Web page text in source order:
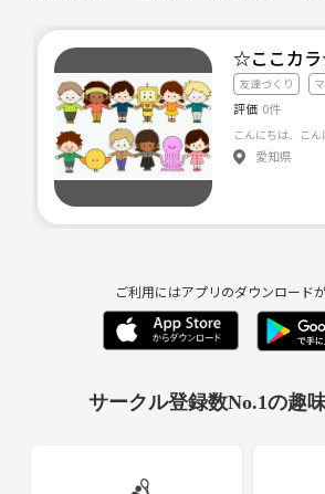
☆ここカラ
友達づくり
評価 0件
愛知県
ご利用にはアプリのダウンロード
サークル登録数No.1の趣